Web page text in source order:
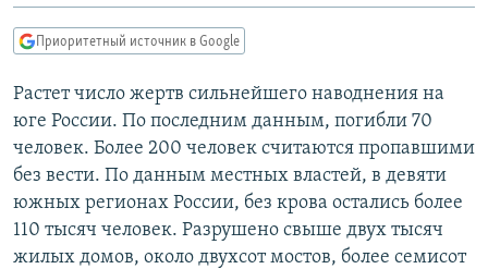
Вернутся
КАВКАЗ.РЕАЛИИ
СИБИРЬ.РЕАЛИИ
РАСПИСАНИЕ ВЕЩАНИЯ
ПОДПИШИТЕСЬ НА РАССЫЛКУ
СОЦИАЛЬНЫЕ СЕТИ
Приоритетный источник в Google
Растет число жертв сильнейшего наводнения на
юге России. По последним данным, погибли 70
человек. Более 200 человек считаются пропавшими
без вести. По данным местных властей, в девяти
южных регионах России, без крова остались более
110 тысяч человек. Разрушено свыше двух тысяч
жилых домов, около двухсот мостов, более семисот